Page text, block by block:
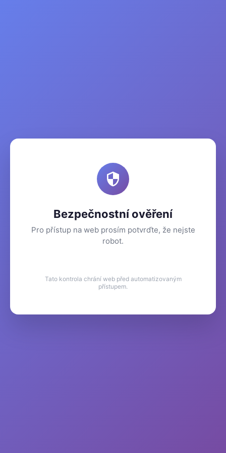
Bezpečnostní ověření
Pro přístup na web prosím potvrďte, že nejste
robot.
Tato kontrola chrání web před automatizovaným
přístupem.